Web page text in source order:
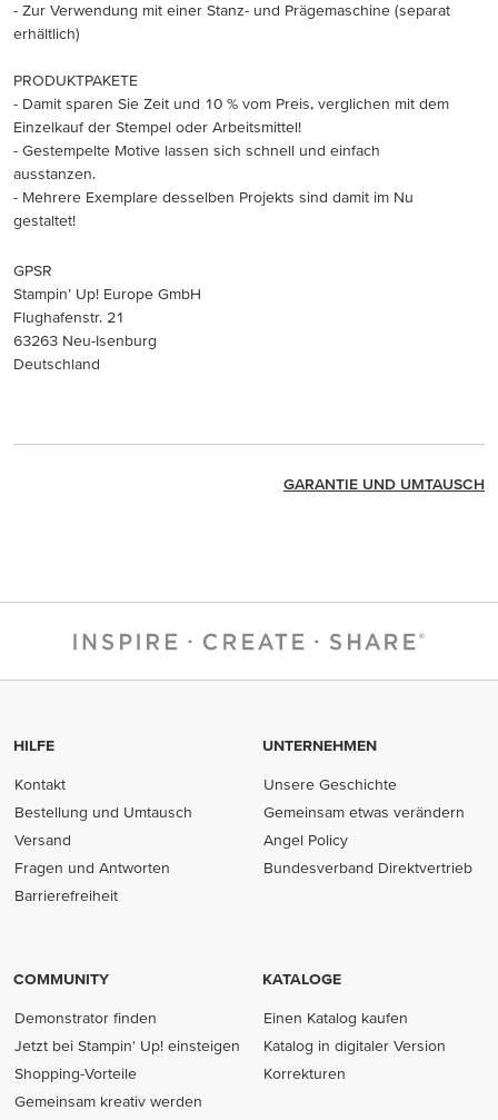
- Zur Verwendung mit einer Stanz- und Prägemaschine (separat
erhältlich)
PRODUKTPAKETE
- Damit sparen Sie Zeit und 10 % vom Preis, verglichen mit dem
Einzelkauf der Stempel oder Arbeitsmittel!
- Gestempelte Motive lassen sich schnell und einfach
ausstanzen.
- Mehrere Exemplare desselben Projekts sind damit im Nu
gestaltet!
GPSR
Stampin’ Up! Europe GmbH
Flughafenstr. 21
63263 Neu-Isenburg
Deutschland
GARANTIE UND UMTAUSCH
HILFE
Kontakt
Bestellung und Umtausch
Versand
Fragen und Antworten
Barrierefreiheit
UNTERNEHMEN
Unsere Geschichte
Gemeinsam etwas verändern
Angel Policy
Bundesverband Direktvertrieb
COMMUNITY
Demonstrator finden
Jetzt bei Stampin' Up! einsteigen
Shopping-Vorteile
Gemeinsam kreativ werden
KATALOGE
Einen Katalog kaufen
Katalog in digitaler Version
Korrekturen